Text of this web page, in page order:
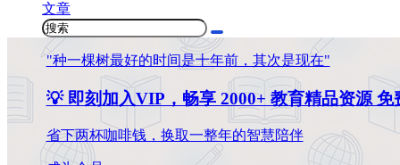
文章
"种一棵树最好的时间是十年前，其次是现在"
💡 即刻加入VIP，畅享 2000+ 教育精品资源 免
省下两杯咖啡钱，换取一整年的智慧陪伴